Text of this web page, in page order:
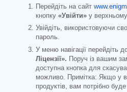
Перейдіть на сайт
кнопку «Увійти» у
Увійдіть, використовуючи
пароль.
У меню навігації перейдіть
Ліцензії». Поруч із вашим
доступна кнопка для
можливо. Примітка: Якщо у
продуктів, вам потрібно